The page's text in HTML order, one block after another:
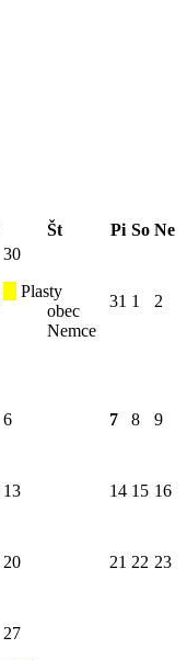
Št Pi So Ne
30
Plasty
obec
Nemce
31 1 2
6 7 8 9
13 14 15 16
20 21 22 23
27